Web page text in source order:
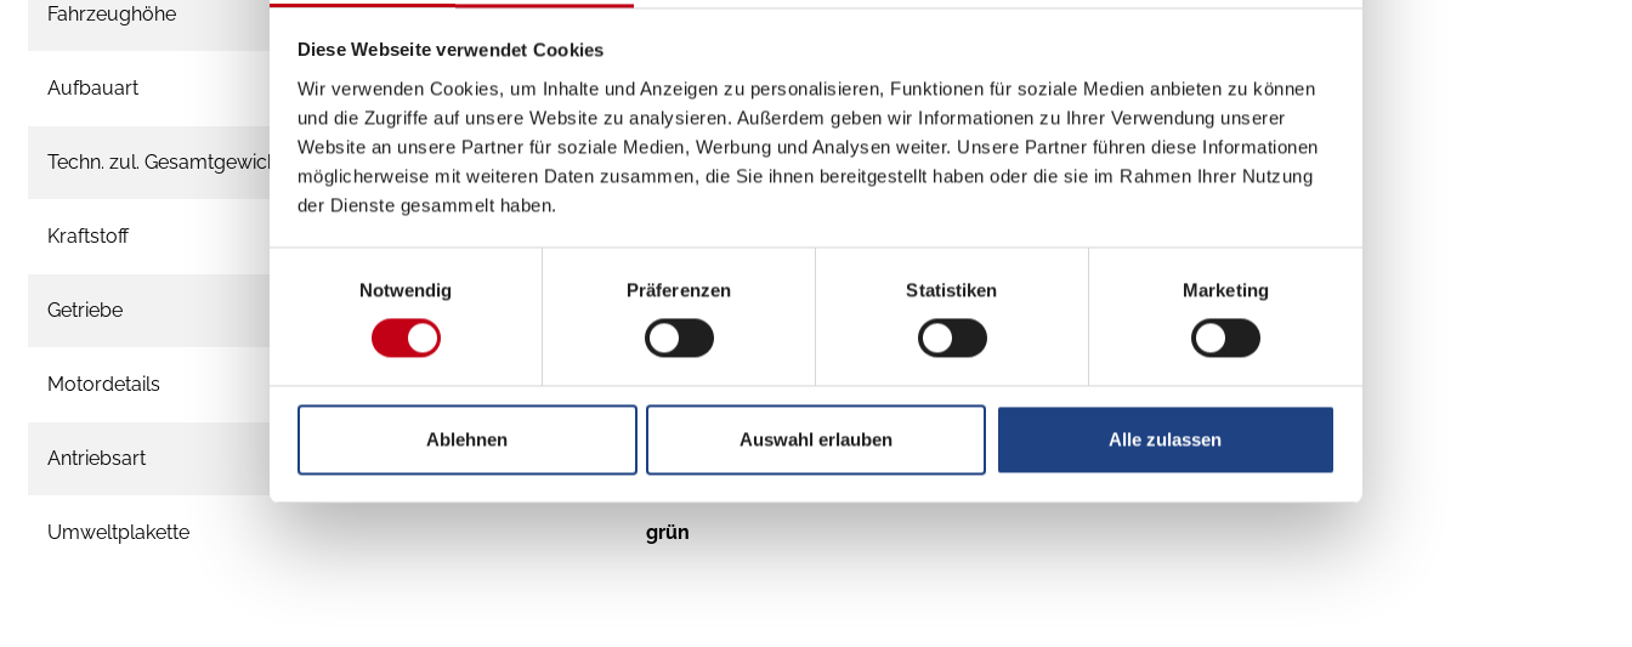
Diese Webseite verwendet Cookies
Wir verwenden Cookies, um Inhalte und Anzeigen zu personalisieren, Funktionen für soziale Medien anbieten zu können
und die Zugriffe auf unsere Website zu analysieren. Außerdem geben wir Informationen zu Ihrer Verwendung unserer
Website an unsere Partner für soziale Medien, Werbung und Analysen weiter. Unsere Partner führen diese Informationen
möglicherweise mit weiteren Daten zusammen, die Sie ihnen bereitgestellt haben oder die sie im Rahmen Ihrer Nutzung
der Dienste gesammelt haben.
Notwendig
Präferenzen Statistiken Marketing
Ablehnen Auswahl erlauben Alle zulassen
Fahrzeughöhe 308 cm
Aufbauart Integriert
Techn. zul. Gesamtgewicht 4.500 kg
Kraftstoff
Getriebe
Motordetails 2,0 l 415 CDI
Antriebsart
Umweltplakette grün